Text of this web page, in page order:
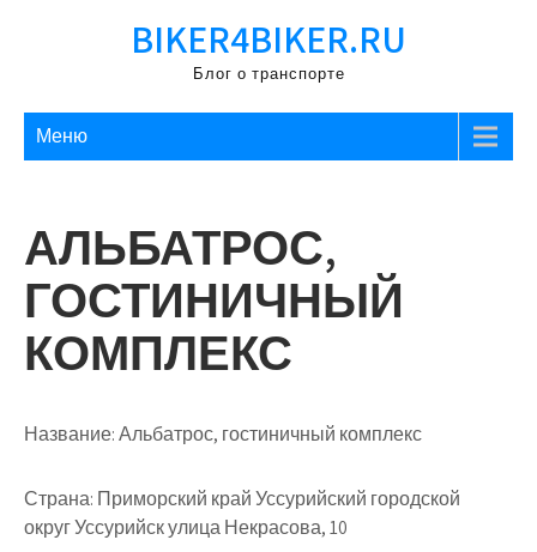
BIKER4BIKER.RU
Блог о транспорте
Меню
АЛЬБАТРОС,
ГОСТИНИЧНЫЙ
КОМПЛЕКС
Название:Альбатрос, гостиничный комплекс
Страна: Приморский край Уссурийский городской
округ Уссурийск улица Некрасова, 10